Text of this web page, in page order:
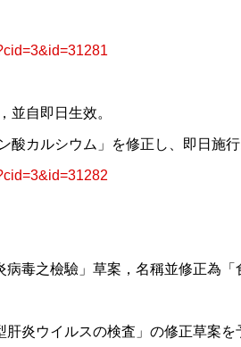
並自即日生效。
カルシウム」を修正し、即日施行
毒之檢驗」草案，名稱並修正為「
炎ウイルスの検査」の修正草案を